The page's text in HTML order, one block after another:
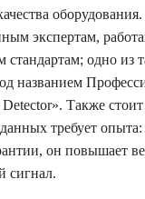
экспертам,
одно из
названием
Также
требует опыта:
он повышает
сигнал.